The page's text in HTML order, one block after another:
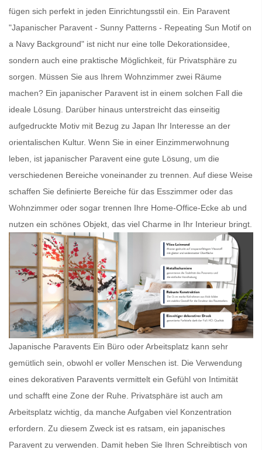
fügen sich perfekt in jeden Einrichtungsstil ein. Ein Paravent
"Japanischer Paravent - Sunny Patterns - Repeating Sun Motif on
a Navy Background" ist nicht nur eine tolle Dekorationsidee,
sondern auch eine praktische Möglichkeit, für Privatsphäre zu
sorgen. Müssen Sie aus Ihrem Wohnzimmer zwei Räume
machen? Ein japanischer Paravent ist in einem solchen Fall die
ideale Lösung. Darüber hinaus unterstreicht das einseitig
aufgedruckte Motiv mit Bezug zu Japan Ihr Interesse an der
orientalischen Kultur. Wenn Sie in einer Einzimmerwohnung
leben, ist japanischer Paravent eine gute Lösung, um die
verschiedenen Bereiche voneinander zu trennen. Auf diese Weise
schaffen Sie definierte Bereiche für das Esszimmer oder das
Wohnzimmer oder sogar trennen Ihre Home-Office-Ecke ab und
nutzen ein schönes Objekt, das viel Charme in Ihr Interieur bringt.
Japanische Paravents Ein Büro oder Arbeitsplatz kann sehr
gemütlich sein, obwohl er voller Menschen ist. Die Verwendung
eines dekorativen Paravents vermittelt ein Gefühl von Intimität
und schafft eine Zone der Ruhe. Privatsphäre ist auch am
Arbeitsplatz wichtig, da manche Aufgaben viel Konzentration
erfordern. Zu diesem Zweck ist es ratsam, ein japanisches
Paravent zu verwenden. Damit heben Sie Ihren Schreibtisch von